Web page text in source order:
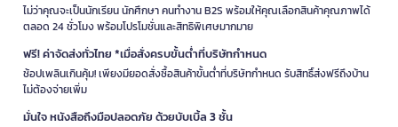
ไม่ว่าคุณจะเป็นนักเรียน นักศึกษา คนทำงาน B2S พร้อมให้คุณเลือกสินค้าคุณภาพได้
ตลอด 24 ชั่วโมง พร้อมโปรโมชั่นและสิทธิพิเศษมากมาย
ฟรี! ค่าจัดส่งทั่วไทย *เมื่อสั่งครบขั้นต่ำที่บริษัทกำหนด
ช้อปเพลินเกินคุ้ม! เพียงมียอดสั่งซื้อสินค้าขั้นต่ำที่บริษัทกำหนด รับสิทธิ์ส่งฟรีถึงบ้าน
ไม่ต้องจ่ายเพิ่ม
มั่นใจ หนังสือถึงมือปลอดภัย ด้วยบับเบิ้ล 3 ชั้น